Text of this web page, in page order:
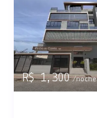
R$ 1,300/noche